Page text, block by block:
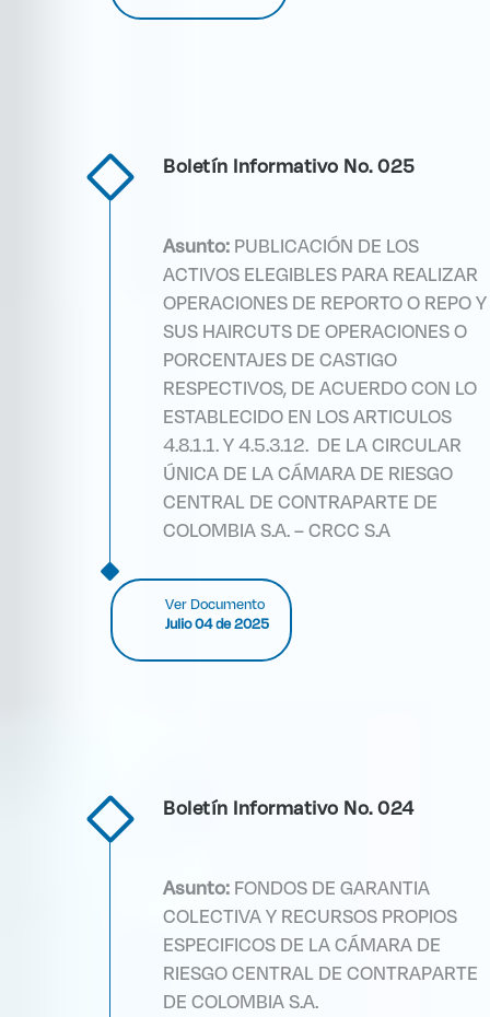
Boletín Informativo No. 025
Asunto: PUBLICACIÓN DE LOS
ACTIVOS ELEGIBLES PARA REALIZAR
OPERACIONES DE REPORTO O REPO Y
SUS HAIRCUTS DE OPERACIONES O
PORCENTAJES DE CASTIGO
RESPECTIVOS, DE ACUERDO CON LO
ESTABLECIDO EN LOS ARTICULOS
4.8.1.1. Y 4.5.3.12. DE LA CIRCULAR
ÚNICA DE LA CÁMARA DE RIESGO
CENTRAL DE CONTRAPARTE DE
COLOMBIA S.A. – CRCC S.A
Ver Documento
Julio 04 de 2025
Boletín Informativo No. 024
Asunto: FONDOS DE GARANTIA
COLECTIVA Y RECURSOS PROPIOS
ESPECIFICOS DE LA CÁMARA DE
RIESGO CENTRAL DE CONTRAPARTE
DE COLOMBIA S.A.